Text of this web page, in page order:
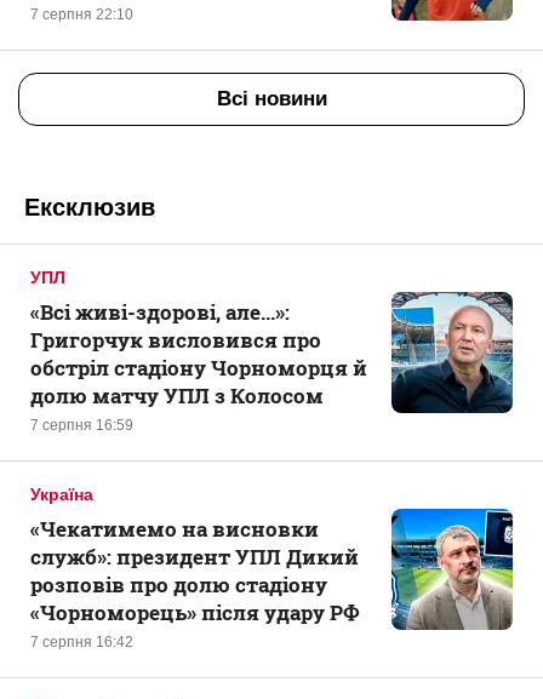
7 серпня 22:10
Всі новини
Ексклюзив
УПЛ
7 серпня 16:59
«Всі живі-здорові, але...»:
Григорчук висловився про
обстріл стадіону Чорноморця й
долю матчу УПЛ з Колосом
Україна
7 серпня 16:42
«Чекатимемо на висновки
служб»: президент УПЛ Дикий
розповів про долю стадіону
«Чорноморець» після удару РФ